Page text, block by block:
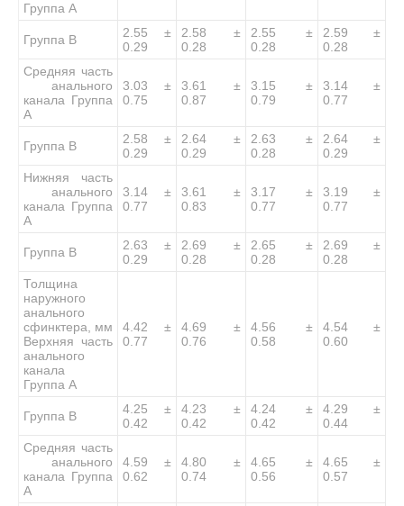
Группа А
Группа B
2.55 ±
0.29
2.58 ±
0.28
2.55 ±
0.28
2.59 ±
0.28
Средняя часть
анального
канала Группа
А
3.03 ±
0.75
3.61 ±
0.87
3.15 ±
0.79
3.14 ±
0.77
Группа B
2.58 ±
0.29
2.64 ±
0.29
2.63 ±
0.28
2.64 ±
0.29
Нижняя часть
анального
канала Группа
А
3.14 ±
0.77
3.61 ±
0.83
3.17 ±
0.77
3.19 ±
0.77
Группа B
2.63 ±
0.29
2.69 ±
0.28
2.65 ±
0.28
2.69 ±
0.28
Толщина
наружного
анального
сфинктера, мм
Верхняя часть
анального
канала
Группа А
4.42 ±
0.77
4.69 ±
0.76
4.56 ±
0.58
4.54 ±
0.60
Группа B
4.25 ±
0.42
4.23 ±
0.42
4.24 ±
0.42
4.29 ±
0.44
Средняя часть
анального
канала Группа
А
4.59 ±
0.62
4.80 ±
0.74
4.65 ±
0.56
4.65 ±
0.57